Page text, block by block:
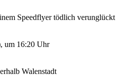
Speedflyer tödlich verunglückt
um 16:20 Uhr
Walenstadt